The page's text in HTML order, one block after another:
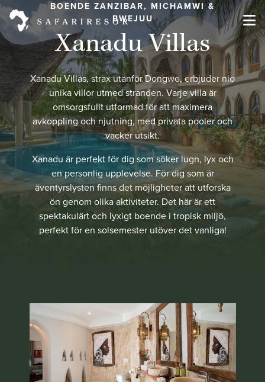
BOENDE ZANZIBAR, MICHAMWI &
BWEJUU
Xanadu Villas
Xanadu Villas, strax utanför Dongwe, erbjuder nio
unika villor utmed stranden. Varje villa är
omsorgsfullt utformad för att maximera
avkoppling och njutning, med privata pooler och
vacker utsikt.
Xanadu är perfekt för dig som söker lugn, lyx och
en personlig upplevelse. För dig som är
äventyrslysten finns det möjligheter att utforska
ön genom olika aktiviteter. Det här är ett
spektakulärt och lyxigt boende i tropisk miljö,
perfekt för en solsemester utöver det vanliga!